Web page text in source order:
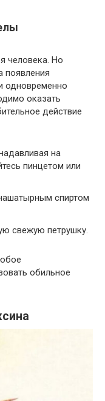
человека. Но
появления
одновременно
оказать
действие
на
пинцетом или
спиртом
свежую петрушку.
обильное